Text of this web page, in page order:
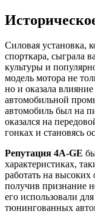
Силовая установка,
спорткара, сыграла
культуры и
модель мотора не
но и оказала
автомобильной
автомобиль был на
оказался на
гонках и становясь
Репутация 4A-GE
характеристиках,
работать на высоких
получив признание
его использовали
тюнингованных